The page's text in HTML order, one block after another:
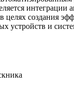
интеграции
целях создания
устройств и